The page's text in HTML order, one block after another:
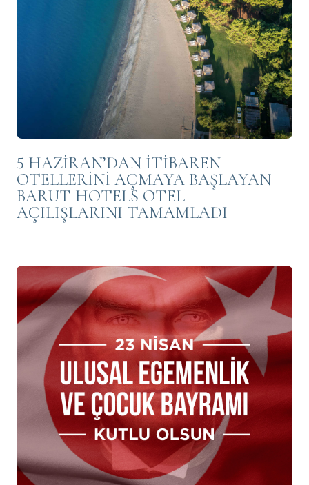
5 HAZİRAN’DAN İTİBAREN
OTELLERİNİ AÇMAYA BAŞLAYAN
BARUT HOTELS OTEL
AÇILIŞLARINI TAMAMLADI